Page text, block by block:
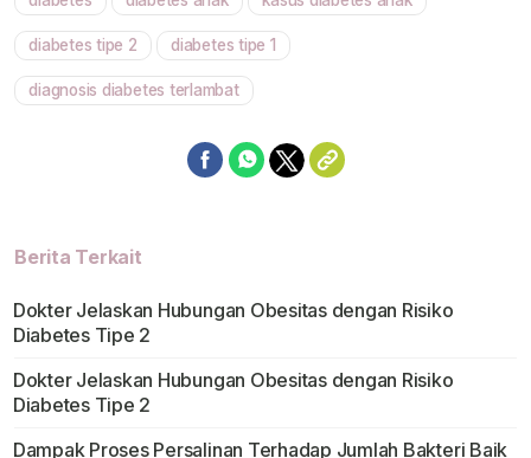
diabetes tipe 2 diabetes tipe 1
diagnosis diabetes terlambat
Berita Terkait
Dokter Jelaskan Hubungan Obesitas dengan Risiko
Diabetes Tipe 2
Dokter Jelaskan Hubungan Obesitas dengan Risiko
Diabetes Tipe 2
Dampak Proses Persalinan Terhadap Jumlah Bakteri Baik